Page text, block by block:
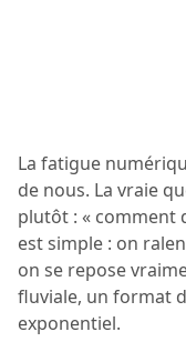
La fatigue
de nous. La vraie
plutôt : « comment
est simple : on
on se repose
fluviale, un format
exponentiel.